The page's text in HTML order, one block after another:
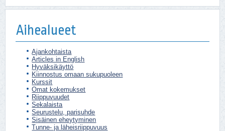
Aihealueet
Ajankohtaista
Articles in English
Hyväksikäyttö
Kiinnostus omaan sukupuoleen
Kurssit
Omat kokemukset
Riippuvuudet
Sekalaista
Seurustelu, parisuhde
Sisäinen eheytyminen
Tunne- ja läheisriippuvuus